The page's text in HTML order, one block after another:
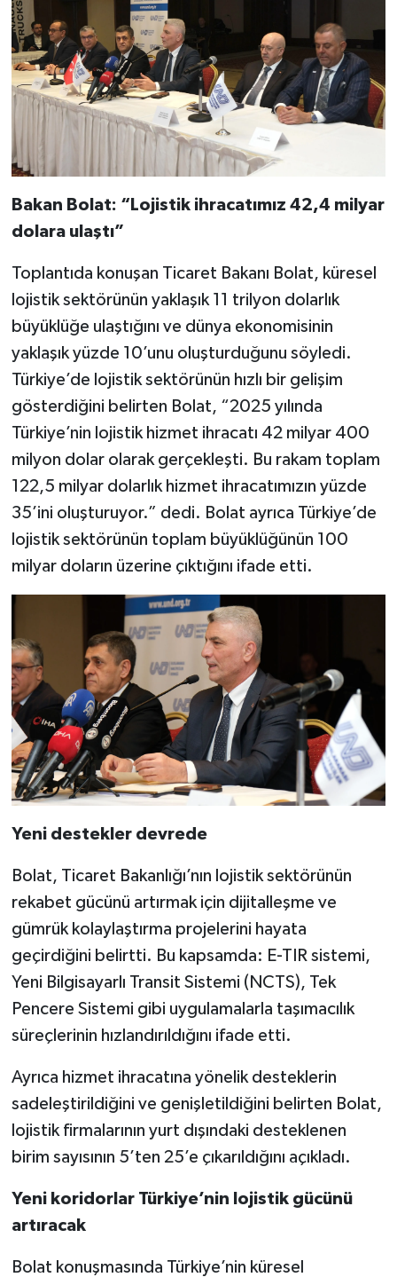
Bakan Bolat: “Lojistik ihracatımız 42,4 milyar
dolara ulaştı”
Toplantıda konuşan Ticaret Bakanı Bolat, küresel
lojistik sektörünün yaklaşık 11 trilyon dolarlık
büyüklüğe ulaştığını ve dünya ekonomisinin
yaklaşık yüzde 10’unu oluşturduğunu söyledi.
Türkiye’de lojistik sektörünün hızlı bir gelişim
gösterdiğini belirten Bolat, “2025 yılında
Türkiye’nin lojistik hizmet ihracatı 42 milyar 400
milyon dolar olarak gerçekleşti. Bu rakam toplam
122,5 milyar dolarlık hizmet ihracatımızın yüzde
35’ini oluşturuyor.” dedi. Bolat ayrıca Türkiye’de
lojistik sektörünün toplam büyüklüğünün 100
milyar doların üzerine çıktığını ifade etti.
Yeni destekler devrede
Bolat, Ticaret Bakanlığı’nın lojistik sektörünün
rekabet gücünü artırmak için dijitalleşme ve
gümrük kolaylaştırma projelerini hayata
geçirdiğini belirtti. Bu kapsamda: E-TIR sistemi,
Yeni Bilgisayarlı Transit Sistemi (NCTS), Tek
Pencere Sistemi gibi uygulamalarla taşımacılık
süreçlerinin hızlandırıldığını ifade etti.
Ayrıca hizmet ihracatına yönelik desteklerin
sadeleştirildiğini ve genişletildiğini belirten Bolat,
lojistik firmalarının yurt dışındaki desteklenen
birim sayısının 5’ten 25’e çıkarıldığını açıkladı.
Yeni koridorlar Türkiye’nin lojistik gücünü
artıracak
Bolat konuşmasında Türkiye’nin küresel